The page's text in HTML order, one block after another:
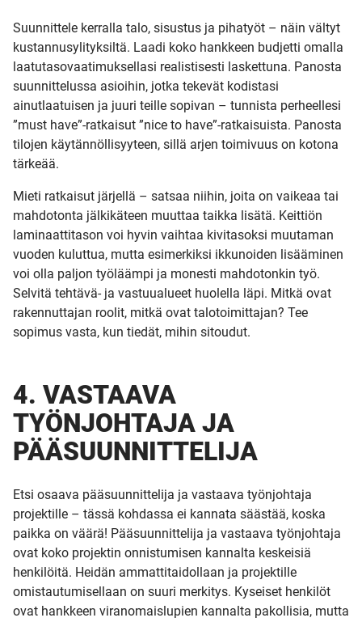
Suunnittele kerralla talo, sisustus ja pihatyöt – näin vältyt
kustannusylityksiltä. Laadi koko hankkeen budjetti omalla
laatutasovaatimuksellasi realistisesti laskettuna. Panosta
suunnittelussa asioihin, jotka tekevät kodistasi
ainutlaatuisen ja juuri teille sopivan – tunnista perheellesi
”must have”-ratkaisut ”nice to have”-ratkaisuista. Panosta
tilojen käytännöllisyyteen, sillä arjen toimivuus on kotona
tärkeää.
Mieti ratkaisut järjellä – satsaa niihin, joita on vaikeaa tai
mahdotonta jälkikäteen muuttaa taikka lisätä. Keittiön
laminaattitason voi hyvin vaihtaa kivitasoksi muutaman
vuoden kuluttua, mutta esimerkiksi ikkunoiden lisääminen
voi olla paljon työläämpi ja monesti mahdotonkin työ.
Selvitä tehtävä- ja vastuualueet huolella läpi. Mitkä ovat
rakennuttajan roolit, mitkä ovat talotoimittajan? Tee
sopimus vasta, kun tiedät, mihin sitoudut.
4. VASTAAVA
TYÖNJOHTAJA JA
PÄÄSUUNNITTELIJA
Etsi osaava pääsuunnittelija ja vastaava työnjohtaja
projektille – tässä kohdassa ei kannata säästää, koska
paikka on väärä! Pääsuunnittelija ja vastaava työnjohtaja
ovat koko projektin onnistumisen kannalta keskeisiä
henkilöitä. Heidän ammattitaidollaan ja projektille
omistautumisellaan on suuri merkitys. Kyseiset henkilöt
ovat hankkeen viranomaislupien kannalta pakollisia, mutta